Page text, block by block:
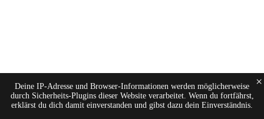
Deine IP-Adresse und Browser-Informationen werden möglicherweise
durch Sicherheits-Plugins dieser Website verarbeitet. Wenn du fortfährst,
erklärst du dich damit einverstanden und gibst dazu dein Einverständnis.
×